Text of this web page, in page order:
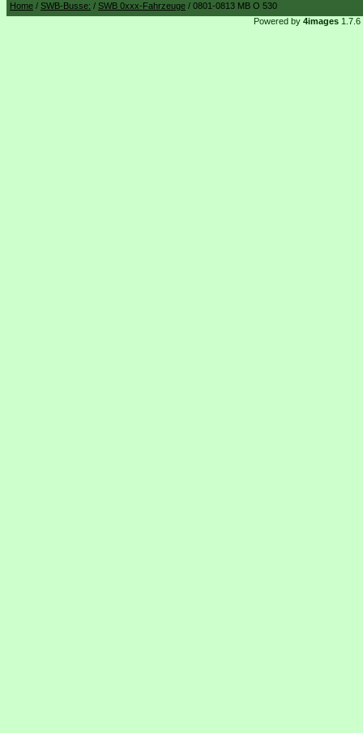
Home / SWB-Busse: / SWB 0xxx-Fahrzeuge / 0801-0813 MB O 530
Powered by 4images1.7.6